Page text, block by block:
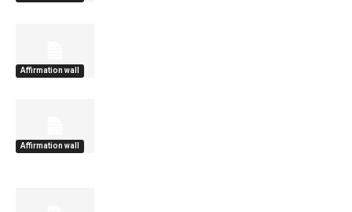
Affirmation wall
Affirmation wall